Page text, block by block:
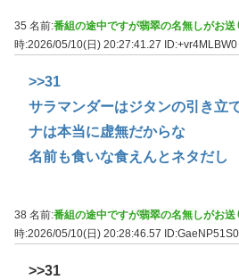
35 名前:番組の途中ですが翡翠の名無しがお送
時:2026/05/10(日) 20:27:41.27 ID:+vr4MLBW0
>>31
サラマンダーはジタンの引き立
ナは本当に虚無だからな
名前も食いな食えんとネタだし
38 名前:番組の途中ですが翡翠の名無しがお送
時:2026/05/10(日) 20:28:46.57
ID:GaeNP51S0
>>31